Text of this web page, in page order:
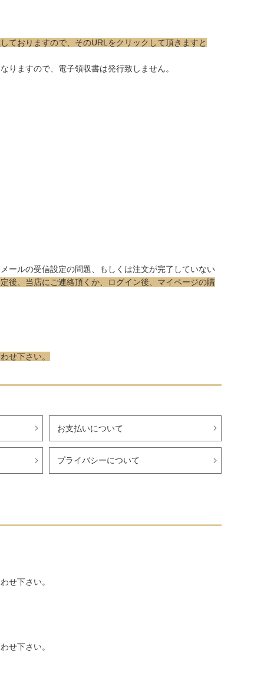
ておりますので、そのURLをクリックして頂きますと
ますので、電子領収書は発行致しません。
ールの受信設定の問題、もしくは注文が完了していない
後、当店にご連絡頂くか、ログイン後、マイページの購
せ下さい。
お支払いについて
プライバシーについて
せ下さい。
せ下さい。